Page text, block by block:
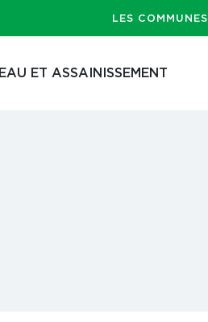
LES COMMUNES
EAU ET ASSAINISSEMENT